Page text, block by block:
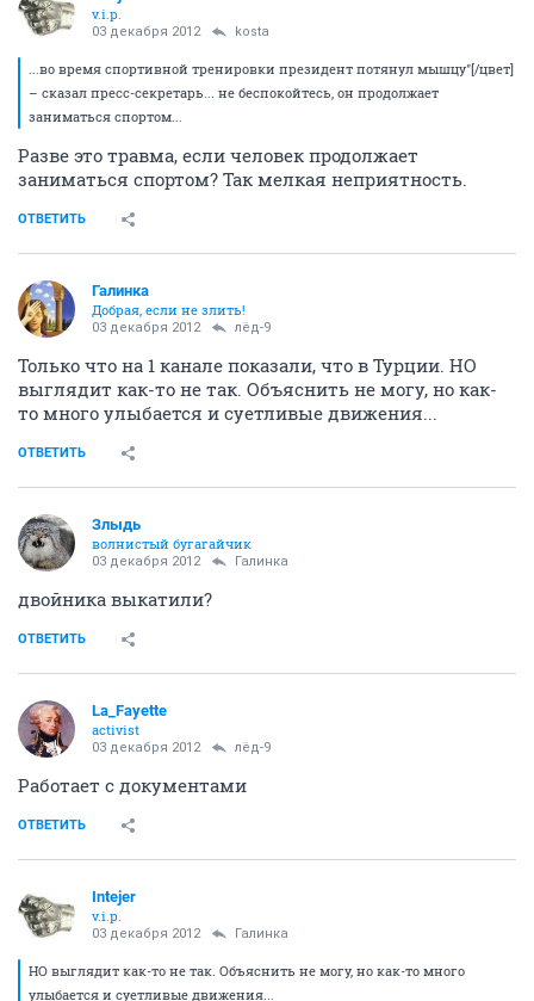
v.i.p.
03 декабря 2012 kosta
...во время спортивной тренировки президент потянул мышцу"[/цвет]
– сказал пресс-секретарь... не беспокойтесь, он продолжает
заниматься спортом...
Разве это травма, если человек продолжает
заниматься спортом? Так мелкая неприятность.
ОТВЕТИТЬ
Галинка
Добрая, если не злить!
03 декабря 2012 лёд-9
Только что на 1 канале показали, что в Турции. НО
выглядит как-то не так. Объяснить не могу, но как-
то много улыбается и суетливые движения...
ОТВЕТИТЬ
Злыдь
волнистый бугагайчик
03 декабря 2012 Галинка
двойника выкатили?
ОТВЕТИТЬ
La_Fayette
activist
03 декабря 2012 лёд-9
Работает с документами
ОТВЕТИТЬ
Intejer
v.i.p.
03 декабря 2012 Галинка
НО выглядит как-то не так. Объяснить не могу, но как-то много
улыбается и суетливые движения...